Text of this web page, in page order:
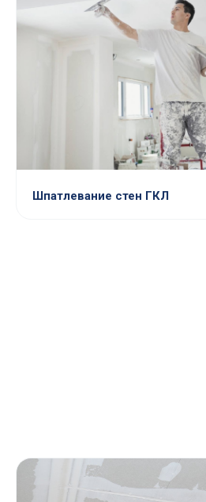
Шпатлевание стен ГКЛ